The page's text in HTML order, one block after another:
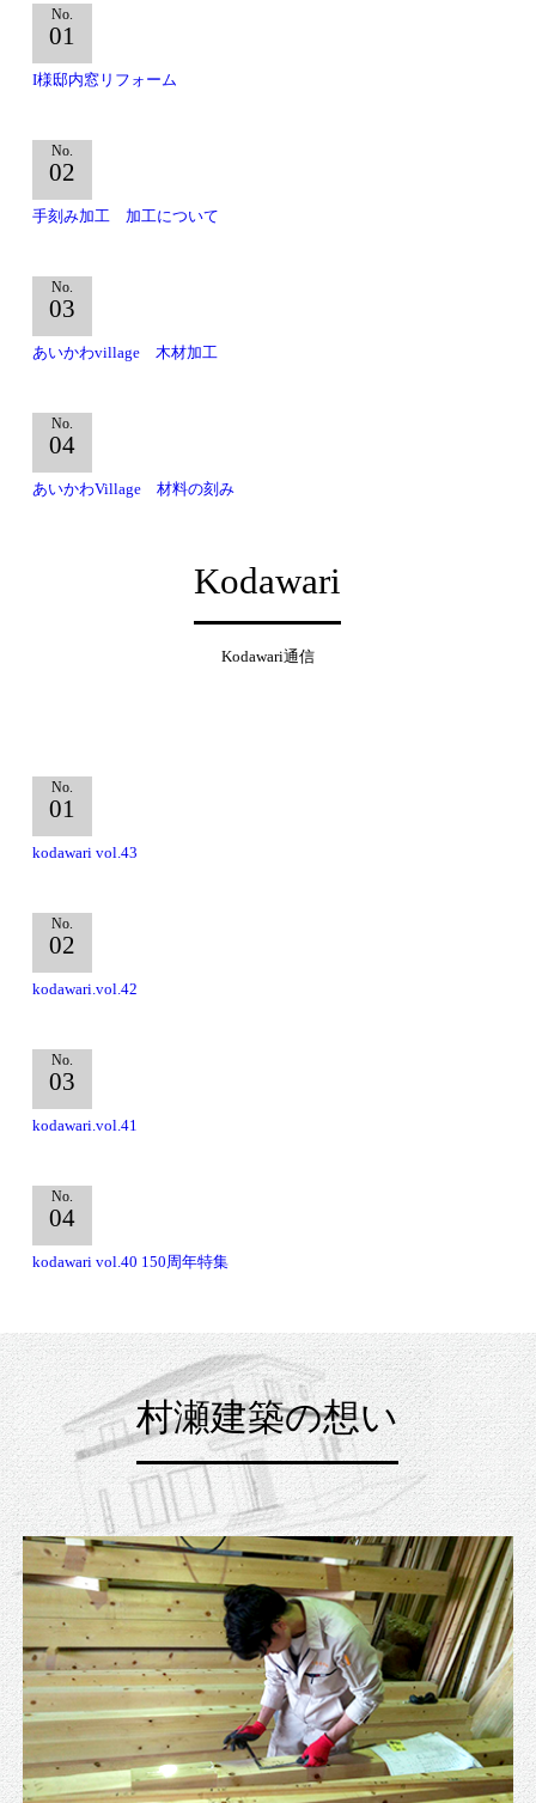
No.
01
I様邸内窓リフォーム
No.
02
手刻み加工 加工について
No.
03
あいかわvillage 木材加工
No.
04
あいかわVillage 材料の刻み
Kodawari
Kodawari通信
No.
01
kodawari vol.43
No.
02
kodawari.vol.42
No.
03
kodawari.vol.41
No.
04
kodawari vol.40 150周年特集
村瀬建築の想い